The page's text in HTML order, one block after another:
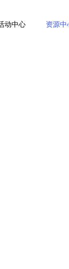
资源中
动中心